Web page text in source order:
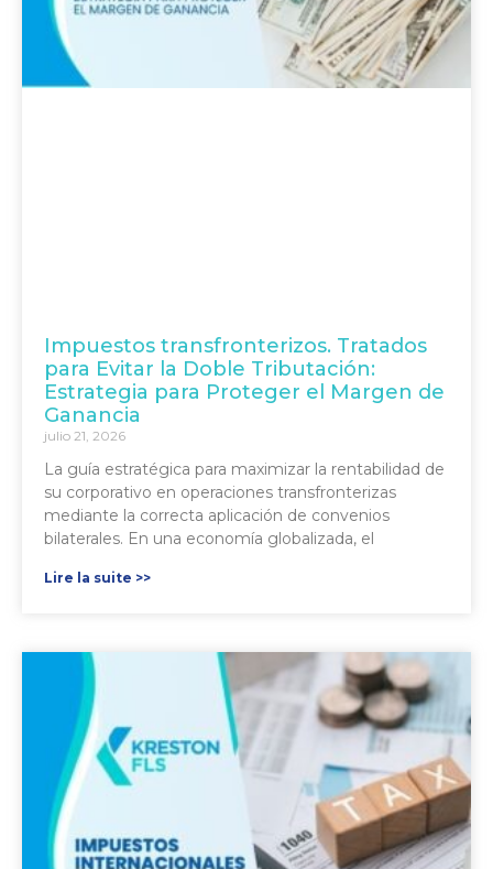
Impuestos transfronterizos. Tratados
para Evitar la Doble Tributación:
Estrategia para Proteger el Margen de
Ganancia
julio 21, 2026
La guía estratégica para maximizar la rentabilidad de
su corporativo en operaciones transfronterizas
mediante la correcta aplicación de convenios
bilaterales. En una economía globalizada, el
Lire la suite >>